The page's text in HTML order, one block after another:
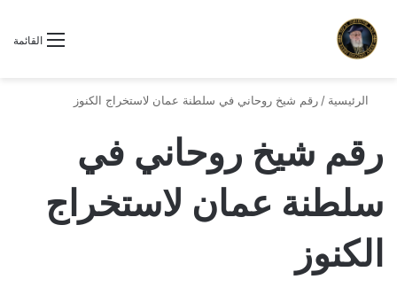
القائمة
الرئيسية / رقم شيخ روحاني في سلطنة عمان لاستخراج الكنوز
رقم شيخ روحاني في
سلطنة عمان لاستخراج
الكنوز